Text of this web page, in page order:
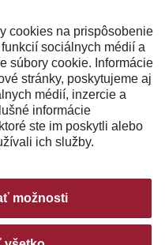
VRCH
cookies na prispôsobenie
sociálnych médií a
súbory cookie. Informácie
stránky, poskytujeme aj
médií, inzercie a
informácie
ste im poskytli alebo
ich služby.
možnosti